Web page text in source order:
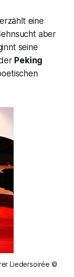
eine
aber
seine
Peking
Liedersoirée ©